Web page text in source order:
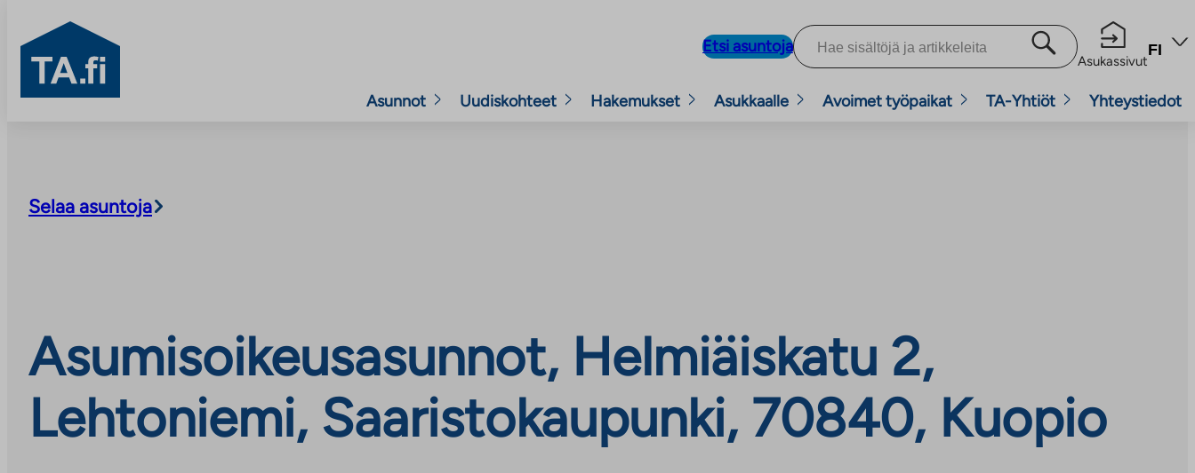
TA.fi
Etsi asuntoja
Asukassivut
FI
Asunnot Uudiskohteet Hakemukset Asukkaalle Avoimet työpaikat TA-Yhtiöt Yhteystiedot
Selaa asuntoja
Asumisoikeusasunnot, Helmiäiskatu 2,
Lehtoniemi, Saaristokaupunki, 70840, Kuopio